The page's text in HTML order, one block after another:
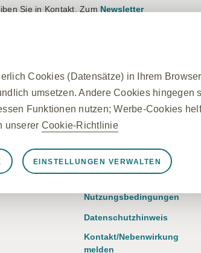
Sie in Kontakt. Zum Newsletter
Impressum
Nutzungsbedingungen
Datenschutzhinweis
Kontakt/Nebenwirkung
melden
Cookies (Datensätze) in Ihrem
umsetzen. Andere Cookies hingegen
Funktionen nutzen; Werbe-Cookies
unserer Cookie-Richtlinie
z. B. um Sitzungsdaten während
und die Sicherheit der Website zu
Aktionen gesetzt, die einer
das Anmelden oder
EINSTELLUNGEN VERWALTEN